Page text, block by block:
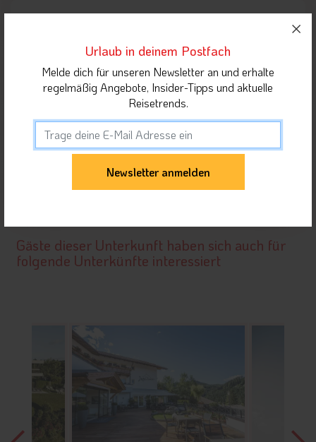
Highlights in der Nähe
Orte in Dolomiten
Unterkunft teilen
Gäste dieser Unterkunft haben sich auch für
folgende Unterkünfte interessiert
Urlaub in deinem Postfach
Melde dich für unseren Newsletter an und erhalte
regelmäßig Angebote, Insider-Tipps und aktuelle
Reisetrends.